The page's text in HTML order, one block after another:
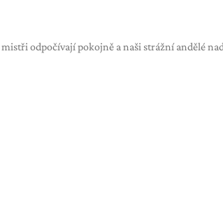
odpočívají pokojně a naši strážní andělé